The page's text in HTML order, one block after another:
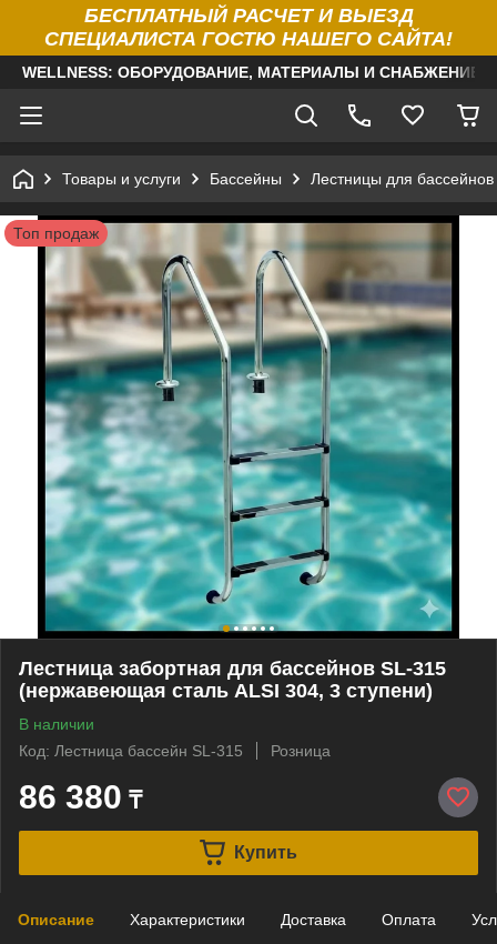
БЕСПЛАТНЫЙ РАСЧЕТ И ВЫЕЗД
СПЕЦИАЛИСТА ГОСТЮ НАШЕГО САЙТА!
WELLNESS: ОБОРУДОВАНИЕ, МАТЕРИАЛЫ И
Товары и услуги Бассейны Лестницы для бассейнов
Топ продаж
Лестница забортная для бассейнов SL-315
(нержавеющая сталь ALSI 304, 3 ступени)
В наличии
Код: Лестница бассейн SL-315
Розница
86 380 ₸
Купить
Описание Характеристики Доставка Оплата